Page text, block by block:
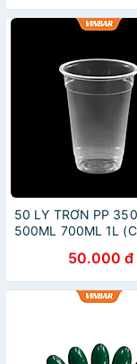
50 LY TRƠN PP
500ML 700ML 1L
50.000 đ